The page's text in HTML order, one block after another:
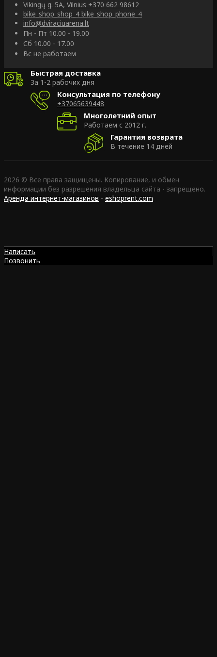
Vikingų g. 5A, Vilnius +370 662 98612
bike_shop_shop_4 bike_shop_phone_4
info@dviraciuarena.lt
Пн - Пт 10.00 - 19.00
Сб 10.00 - 17.00
Вс не работаем
Быстрая доставка
За 1-2 рабочих дня
Консультация по телефону
+37065639448
Многолетний опыт
Работаем с 2012 г.
Гарантия возврата
В течение 14 дней
2026 © Все права защищены. Копирование, и обмен
информации без разрешения владельца сайта - запрещено.
Аренда интернет-магазинов - eshoprent.com
Написать
Позвонить